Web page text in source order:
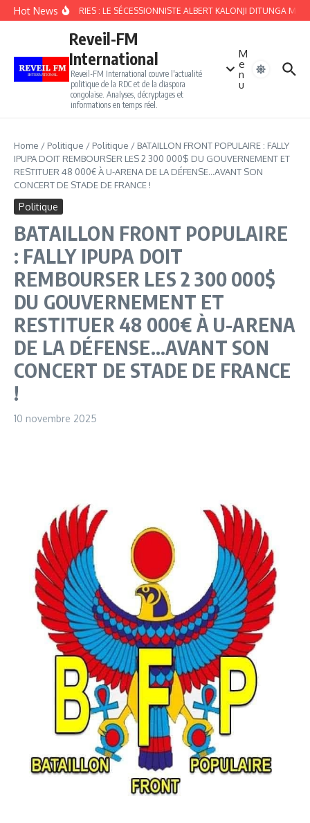
Aller au contenu
Hot NewsFOURBERIES : LE SÉCESSIONNISTE ALBERT KALONJI DITUNGA
Reveil-FM
International
Reveil-FM International couvre l'actualité
politique de la RDC et de la diaspora
congolaise. Analyses, décryptages et
informations en temps réel.
M
e
n
u
Home / Politique / Politique / BATAILLON FRONT POPULAIRE : FALLY
IPUPA DOIT REMBOURSER LES 2 300 000$ DU GOUVERNEMENT ET
RESTITUER 48 000€ À U-ARENA DE LA DÉFENSE…AVANT SON
CONCERT DE STADE DE FRANCE !
Politique
BATAILLON FRONT POPULAIRE
: FALLY IPUPA DOIT
REMBOURSER LES 2 300 000$
DU GOUVERNEMENT ET
RESTITUER 48 000€ À U-ARENA
DE LA DÉFENSE…AVANT SON
CONCERT DE STADE DE FRANCE
!
10 novembre 2025